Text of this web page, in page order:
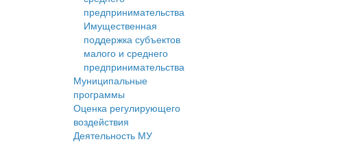
предпринимательства
Имущественная
поддержка субъектов
малого и среднего
предпринимательства
Муниципальные
программы
Оценка регулирующего
воздействия
Деятельность МУ